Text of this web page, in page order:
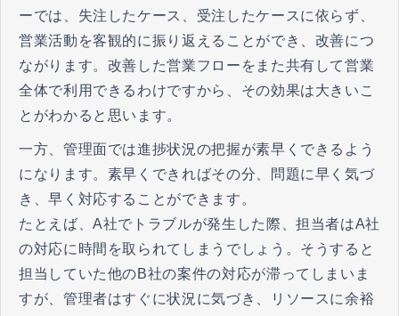
ーでは、失注したケース、受注したケースに依らず、
営業活動を客観的に振り返えることができ、改善につ
ながります。改善した営業フローをまた共有して営業
全体で利用できるわけですから、その効果は大きいこ
とがわかると思います。
一方、管理面では進捗状況の把握が素早くできるよう
になります。素早くできればその分、問題に早く気づ
き、早く対応することができます。
たとえば、A社でトラブルが発生した際、担当者はA社
の対応に時間を取られてしまうでしょう。そうすると
担当していた他のB社の案件の対応が滞ってしまいま
すが、管理者はすぐに状況に気づき、リソースに余裕